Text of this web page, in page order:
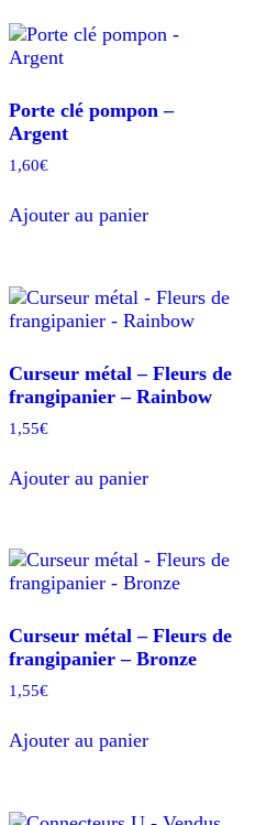
Porte clé pompon –
Argent
1,60€
Ajouter au panier
Curseur métal – Fleurs de
frangipanier – Rainbow
1,55€
Ajouter au panier
Curseur métal – Fleurs de
frangipanier – Bronze
1,55€
Ajouter au panier